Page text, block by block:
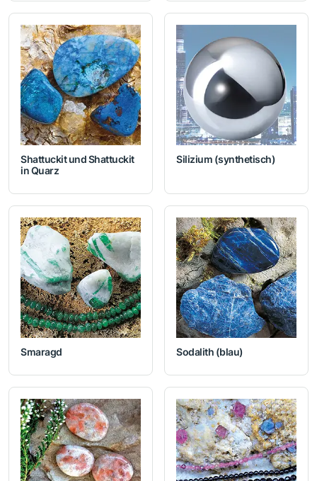
Shattuckit und Shattuckit
in Quarz
Silizium (synthetisch)
Smaragd Sodalith (blau)